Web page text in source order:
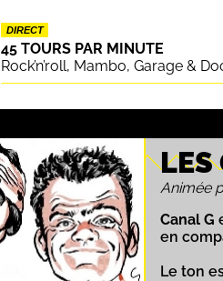
DIRECT
45 TOURS PAR MINUTE
Rock’n’roll, Mambo, Garage &
LES
Animée
Canal G
en
Le ton